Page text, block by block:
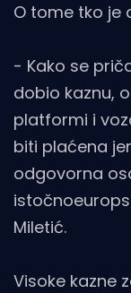
O tome tko je
- Kako se
dobio kaznu,
platformi i
biti plaćena
odgovorna
Miletić.
Visoke kazne